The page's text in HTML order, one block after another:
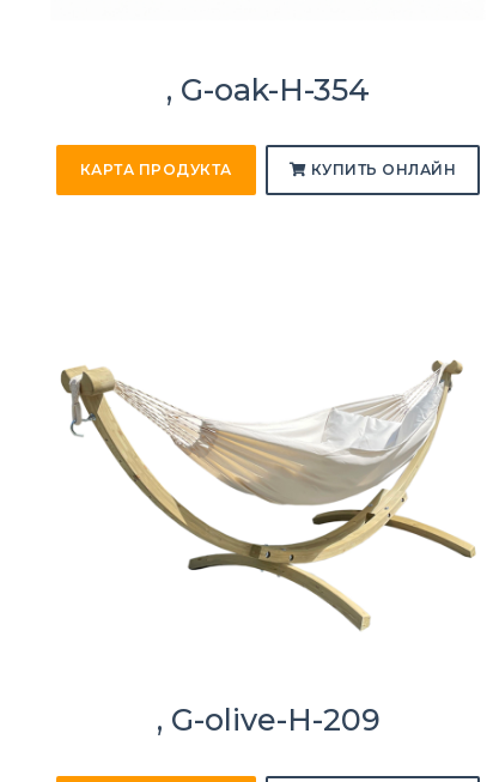
, G-oak-H-354
КАРТА ПРОДУКТА КУПИТЬ ОНЛАЙН
, G-olive-H-209